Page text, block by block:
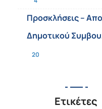
Προσκλήσεις –
Δημοτικού
20
Ετικέτες